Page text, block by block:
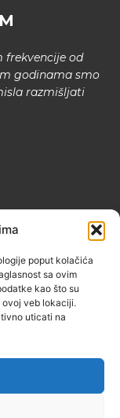
poput kolačića
sa ovim
kao što su
ovoj veb lokaciji.
uticati na
frekvencije od
godinama smo
razmišljati
ZENICA